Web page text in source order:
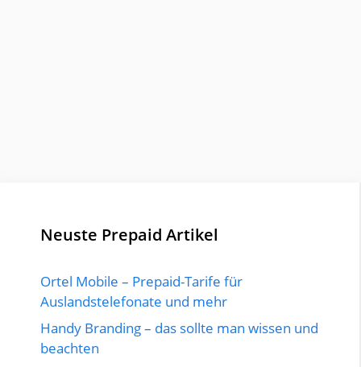
Neuste Prepaid Artikel
Ortel Mobile – Prepaid-Tarife für
Auslandstelefonate und mehr
Handy Branding – das sollte man wissen und
beachten